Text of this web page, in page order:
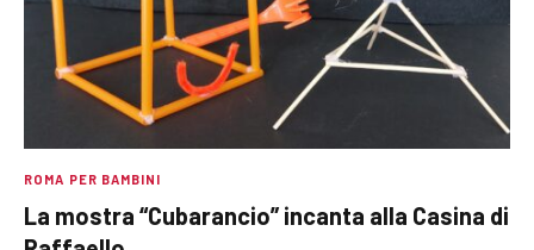
ROMA PER BAMBINI
La mostra “Cubarancio” incanta alla Casina di